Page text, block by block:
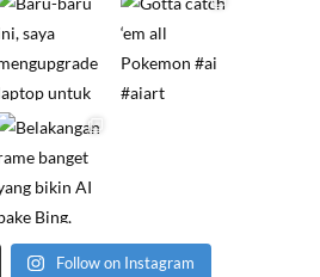
Follow on Instagram